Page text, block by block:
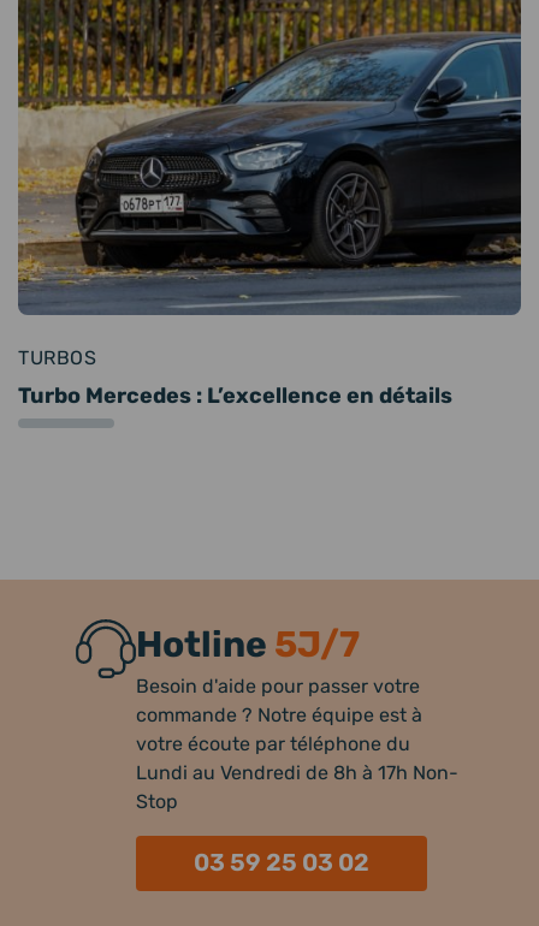
TURBOS
Turbo Mercedes : L’excellence en détails
Hotline 5J/7
Besoin d'aide pour passer votre
commande ? Notre équipe est à
votre écoute par téléphone du
Lundi au Vendredi de 8h à 17h Non-
Stop
03 59 25 03 02